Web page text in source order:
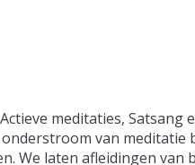
meditaties, Satsang
van
We laten afleidingen